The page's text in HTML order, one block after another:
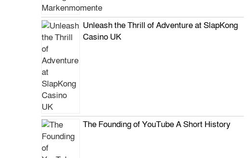
Unleash the Thrill of Adventure at SlapKong
Casino UK
The Founding of YouTube A Short History